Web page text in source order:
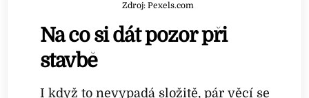
Zdroj: Pexels.com
Na co si dát pozor při
stavbě
I když to nevypadá složitě, pár věcí se